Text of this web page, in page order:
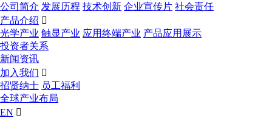
公司简介 发展历程 技术创新 企业宣传片 社会责任
产品介绍 
光学产业 触显产业 应用终端产业 产品应用展示
投资者关系
新闻资讯
加入我们 
招贤纳士 员工福利
全球产业布局
EN 